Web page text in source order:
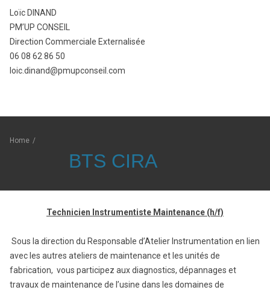
Loïc DINAND
PM’UP CONSEIL
Direction Commerciale Externalisée
06 08 62 86 50
loic.dinand@pmupconseil.com
Home /
BTS CIRA
Technicien Instrumentiste Maintenance (h/f)
Sous la direction du Responsable d’Atelier Instrumentation en lien
avec les autres ateliers de maintenance et les unités de
fabrication, vous participez aux diagnostics, dépannages et
travaux de maintenance de l’usine dans les domaines de